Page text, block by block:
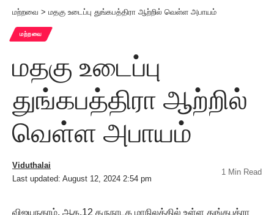
மற்றவை > மதகு உடைப்பு துங்கபத்திரா ஆற்றில் வெள்ள அபாயம்
மற்றவை
மதகு உடைப்பு
துங்கபத்திரா ஆற்றில்
வெள்ள அபாயம்
Last updated: August 12, 2024 2:54 pm
Viduthalai
1 Min Read
விஜயநகரம், ஆக.12 கருநாடக மாநிலத்தில் உள்ள துங்கபத்ரா